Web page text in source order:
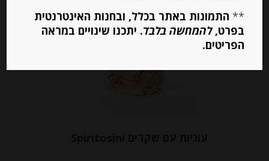
Out of
Stock
** התמונות באתר בכלל, ובחנות האינטרנטית
בפרט,להמחשה בלבד. יתכנו שינויים במראה
הפריטים.